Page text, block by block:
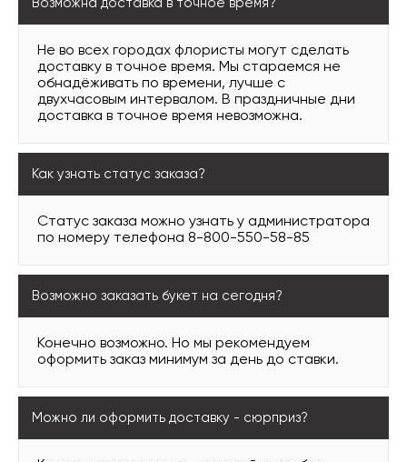
Возможна доставка в точное время?
Не во всех городах флористы могут сделать
доставку в точное время. Мы стараемся не
обнадёживать по времени, лучше с
двухчасовым интервалом. В праздничные дни
доставка в точное время невозможна.
Как узнать статус заказа?
Статус заказа можно узнать у администратора
по номеру телефона 8-800-550-58-85
Возможно заказать букет на сегодня?
Конечно возможно. Но мы рекомендуем
оформить заказ минимум за день до ставки.
Можно ли оформить доставку - сюрприз?